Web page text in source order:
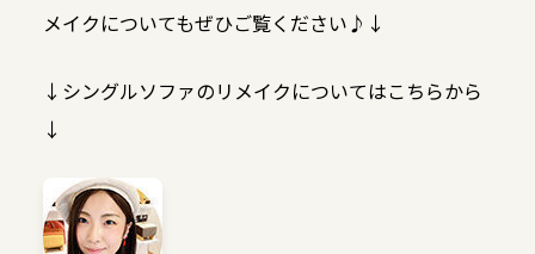
メイクについてもぜひご覧ください♪↓
↓シングルソファのリメイクについてはこちらから
↓